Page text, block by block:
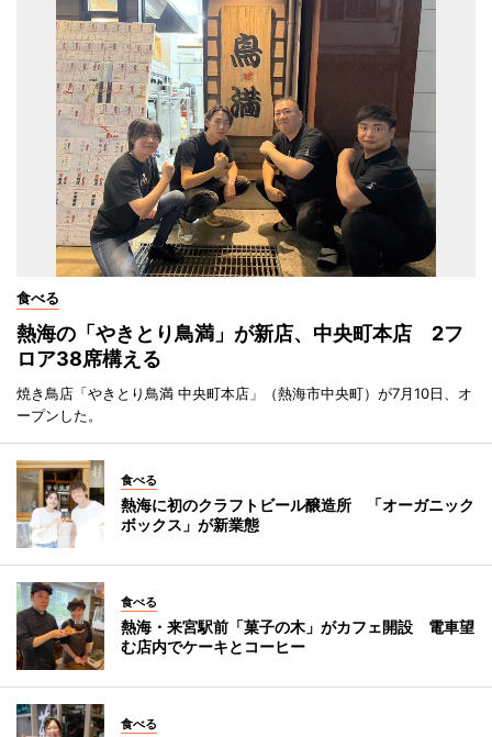
食べる
熱海の「やきとり鳥満」が新店、中央町本店 2フ
ロア38席構える
焼き鳥店「やきとり鳥満 中央町本店」（熱海市中央町）が7月10日、オ
ープンした。
食べる
熱海に初のクラフトビール醸造所 「オーガニック
ボックス」が新業態
食べる
熱海・来宮駅前「菓子の木」がカフェ開設 電車望
む店内でケーキとコーヒー
食べる